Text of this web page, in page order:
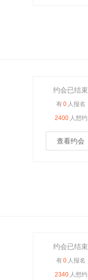
约会已结束
有0 人报名
2400 人想约
查看约会
约会已结束
有0 人报名
2340 人想约